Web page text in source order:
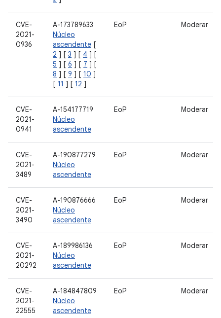
CVE-
2021-
0936
A-173789633
Núcleo
ascendente [
2 ] [ 3 ] [ 4 ] [
5 ] [ 6 ] [ 7 ] [
8 ] [ 9 ] [ 10 ]
[ 11 ] [ 12 ]
EoP Moderar
CVE-
2021-
0941
A-154177719
Núcleo
ascendente
EoP Moderar
CVE-
2021-
3489
A-190877279
Núcleo
ascendente
EoP Moderar
CVE-
2021-
3490
A-190876666
Núcleo
ascendente
EoP Moderar
CVE-
2021-
20292
A-189986136
Núcleo
ascendente
EoP Moderar
CVE-
2021-
22555
A-184847809
Núcleo
ascendente
EoP Moderar